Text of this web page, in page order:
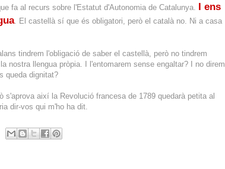
fa al recurs sobre l'Estatut d'Autonomia de Catalunya. I ens
. El castellà sí que és obligatori, però el català no. Ni a casa
tindrem l'obligació de saber el castellà, però no tindrem
nostra llengua pròpia. I l'entomarem sense engaltar? I no direm
queda dignitat?
s'aprova així la Revolució francesa de 1789 quedarà petita al
dir-vos qui m'ho ha dit.